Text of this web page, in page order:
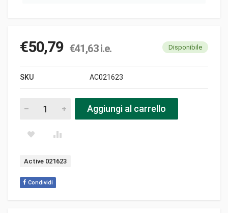
€50,79 €41,63i.e. Disponibile
SKU AC021623
Gambo 26x1495 pezziAggiungi al carrello
Tag:
Active 021623
Condividi